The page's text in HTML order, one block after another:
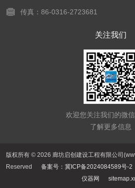
传真：86-0316-2723681
关注我们
欢迎您关注我们的微
了解更多信息
版权所有 © 2026 廊坊启创建设工程有限公司
Reserved 备案号：冀ICP备2024084589号-2
仪器网